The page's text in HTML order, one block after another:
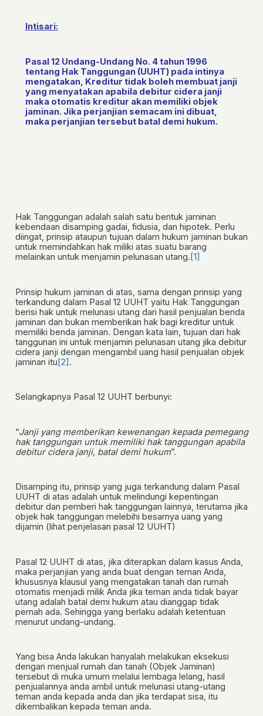
Intisari:
Pasal 12 Undang-Undang No. 4 tahun 1996
tentang Hak Tanggungan (UUHT) pada intinya
mengatakan, Kreditur tidak boleh membuat janji
yang menyatakan apabila debitur cidera janji
maka otomatis kreditur akan memiliki objek
jaminan. Jika perjanjian semacam ini dibuat,
maka perjanjian tersebut batal demi hukum.
Hak Tanggungan adalah salah satu bentuk jaminan
kebendaan disamping gadai, fidusia, dan hipotek. Perlu
diingat, prinsip ataupun tujuan dalam hukum jaminan bukan
untuk memindahkan hak miliki atas suatu barang
melainkan untuk menjamin pelunasan utang. [1]
Prinsip hukum jaminan di atas, sama dengan prinsip yang
terkandung dalam Pasal 12 UUHT yaitu Hak Tanggungan
berisi hak untuk melunasi utang dari hasil penjualan benda
jaminan dan bukan memberikan hak bagi kreditur untuk
memiliki benda jaminan. Dengan kata lain, tujuan dari hak
tanggunan ini untuk menjamin pelunasan utang jika debitur
cidera janji dengan mengambil uang hasil penjualan objek
jaminan itu[2] .
Selangkapnya Pasal 12 UUHT berbunyi:
“Janji yang memberikan kewenangan kepada pemegang
hak tanggungan untuk memiliki hak tanggungan apabila
debitur cidera janji, batal demi hukum”.
Disamping itu, prinsip yang juga terkandung dalam Pasal
UUHT di atas adalah untuk melindungi kepentingan
debitur dan pemberi hak tanggungan lainnya, terutama jika
objek hak tanggungan melebihi besarnya uang yang
dijamin (lihat penjelasan pasal 12 UUHT)
Pasal 12 UUHT di atas, jika diterapkan dalam kasus Anda,
maka perjanjian yang anda buat dengan teman Anda,
khususnya klausul yang mengatakan tanah dan rumah
otomatis menjadi milik Anda jika teman anda tidak bayar
utang adalah batal demi hukum atau dianggap tidak
pernah ada. Sehingga yang berlaku adalah ketentuan
menurut undang-undang.
Yang bisa Anda lakukan hanyalah melakukan eksekusi
dengan menjual rumah dan tanah (Objek Jaminan)
tersebut di muka umum melalui lembaga lelang, hasil
penjualannya anda ambil untuk melunasi utang-utang
teman anda kepada anda dan jika terdapat sisa, itu
dikembalikan kepada teman anda.